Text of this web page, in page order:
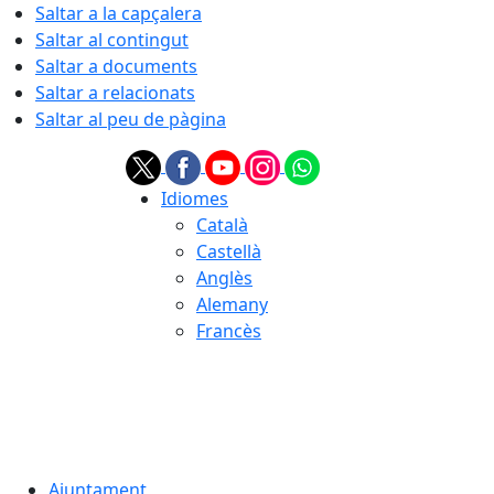
Saltar a la capçalera
Saltar al contingut
Saltar a documents
Saltar a relacionats
Saltar al peu de pàgina
Idiomes
Català
Castellà
Anglès
Alemany
Francès